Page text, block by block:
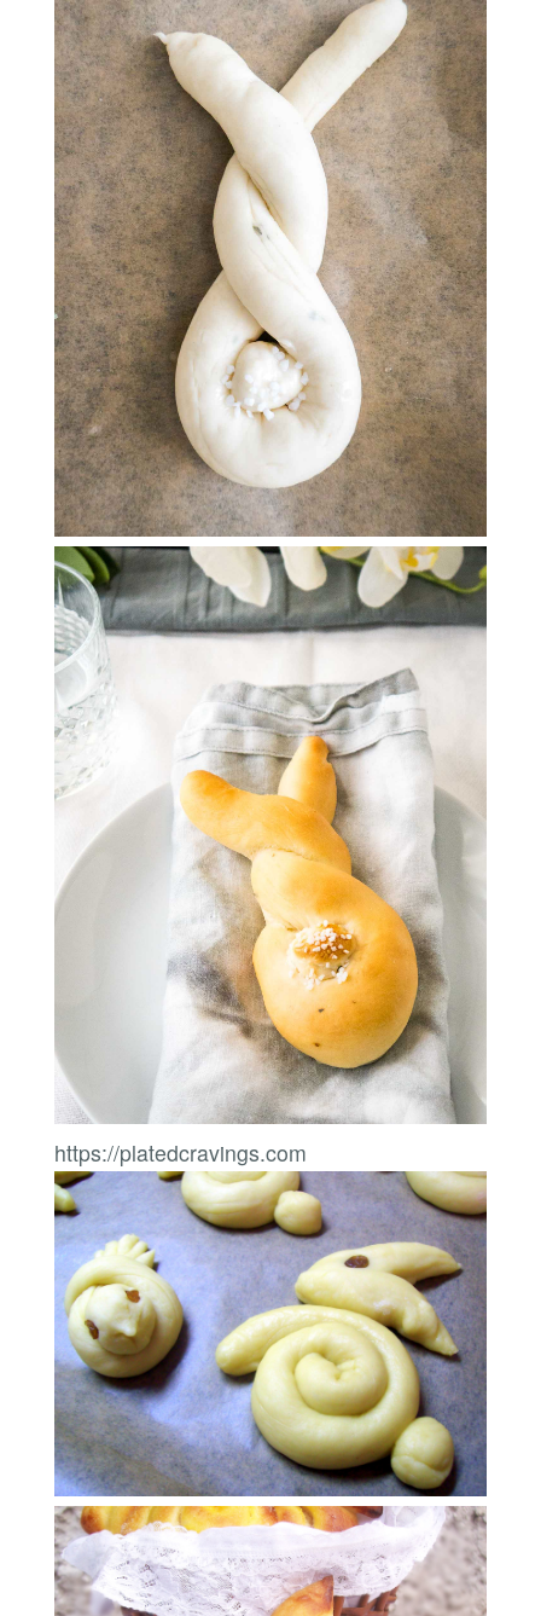
https://platedcravings.com